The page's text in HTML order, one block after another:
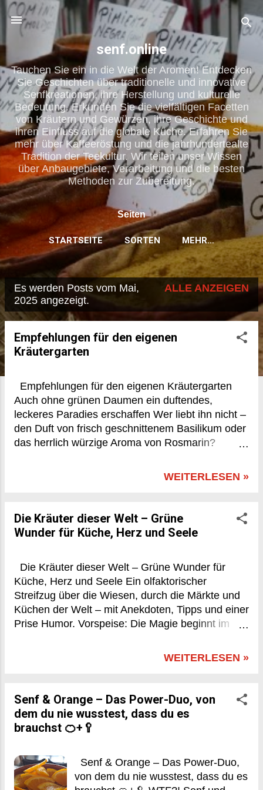
Direkt zum Hauptbereich
senf.online
Tauchen Sie ein in die Welt der Aromen! Entdecken
Sie Geschichten über traditionelle und innovative
Senfkreationen, ihre Herstellung und kulturelle
Bedeutung. Erkunden Sie die vielfältigen Facetten
von Kräutern und Gewürzen, ihre Geschichte und
ihren Einfluss auf die globale Küche. Erfahren Sie
mehr über Kaffeeröstung und die jahrhundertealte
Tradition der Teekultur. Wir teilen unser Wissen
über Anbaugebiete, Verarbeitung und die besten
Methoden zur Zubereitung.
Seiten
STARTSEITE SORTEN MEHR…
P
o
Es werden Posts vom Mai,
2025 angezeigt.
ALLE ANZEIGEN
Empfehlungen für den eigenen
Kräutergarten
Empfehlungen für den eigenen Kräutergarten
Auch ohne grünen Daumen ein duftendes,
leckeres Paradies erschaffen Wer liebt ihn nicht –
den Duft von frisch geschnittenem Basilikum oder
das herrlich würzige Aroma von Rosmarin?
Figur, sondern bringen auch Lebendigkeit, Farbe
ohne grünen Daumen machbar – sogar auf
kleinstem Raum! Ob Fensterbank, Balkon oder
Garten – hier erfährst du, wie du deinen eigenen
solltest und welche Kräuter wo am besten
gedeihen. Warum überhaupt ein Kräutergarten?
Ganz einfach: Frische Kräuter schmecken besser.
Punkt. Außerdem sind sie gesünder, nachhaltiger
und günstiger als abgepackte Supermarkt-
Kontrolle über die Anbaumethode, spart
B...
WEITERLESEN »
Die Kräuter dieser Welt – Grüne
Wunder für Küche, Herz und Seele
Die Kräuter dieser Welt – Grüne Wunder für
Küche, Herz und Seele Ein olfaktorischer
Streifzug über die Wiesen, durch die Märkte und
Küchen der Welt – mit Anekdoten, Tipps und einer
Prise Humor. Vorspeise: Die Magie beginnt im
Basilikum? Eine Suppe ohne Petersilie? Ein Curry
mit leiser Stimme große Geschichten erzählt. Ihre
ätherischen Öle, Aromen und Farben bringen
nicht nur Geschmack, sondern auch Geschichte
auf den Teller. Doch Kräuter sind weit mehr als
und manchmal auch Magier mit Wurzeln. Kräuter
rund um die Welt – eine duftende Weltreise
WEITERLESEN »
Senf & Orange – Das Power-Duo, von
dem du nie wusstest, dass du es
brauchst 🍊+🥄
Senf & Orange – Das Power-Duo,
von dem du nie wusstest, dass du es